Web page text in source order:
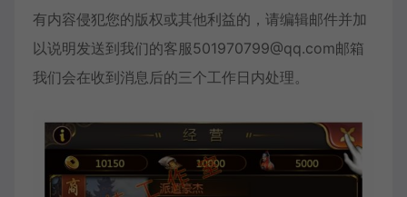
有内容侵犯您的版权或其他利益的，请编辑邮件并加
以说明发送到我们的客服501970799@qq.com邮箱
我们会在收到消息后的三个工作日内处理。